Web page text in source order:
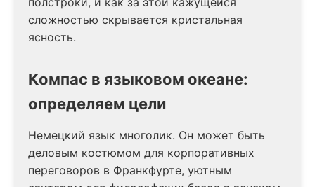
сложностью скрывается кристальная
ясность.
Компас в языковом океане:
определяем цели
Немецкий язык многолик. Он может быть
деловым костюмом для корпоративных
переговоров в Франкфурте, уютным